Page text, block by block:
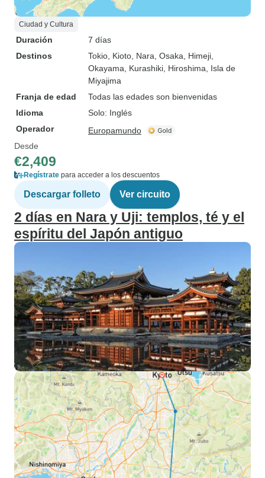
Ciudad y Cultura
Duración
7 días
Destinos
Tokio , Kioto , Nara , Osaka , Himeji
Okayama , Kurashiki , Hiroshima , Isla de
Miyajima
Franja de edad
Todas las edades son bienvenidas
Idioma
Solo: Inglés
Operador
Europamundo
Desde
€2,409
Regístrate para acceder a los descuentos
Descargar folleto Ver circuito
2 días en Nara y Uji: templos, té y el
espíritu del Japón antiguo